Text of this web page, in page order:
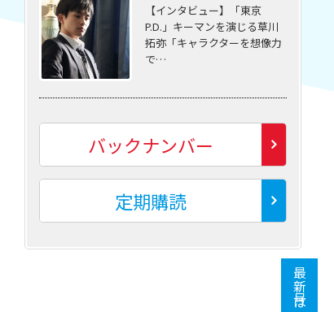
【インタビュー】「東京
P.D.」キーマンを演じる草川
拓弥「キャラクターを想像力
で…
バックナンバー
定期購読